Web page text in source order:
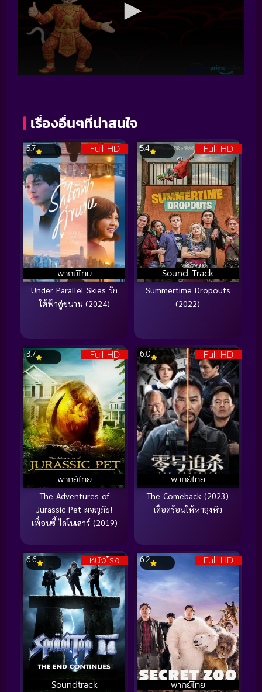
เรื่องอื่นๆที่น่าสนใจ
Full HD
พากย์ไทย
5.7
Under Parallel Skies รัก
ใต้ฟ้าคู่ขนาน (2024)
Full HD
Sound Track
5.4
Summertime Dropouts
(2022)
Full HD
พากย์ไทย
3.7
The Adventures of
Jurassic Pet ผจญภัย!
เพื่อนซี้ ไดโนเสาร์ (2019)
Full HD
พากย์ไทย
6.0
The Comeback (2023)
เดือดร้อนให้หาลุงหัว
หนังโรง
Soundtrack
6.6 Full HD
พากย์ไทย
6.2